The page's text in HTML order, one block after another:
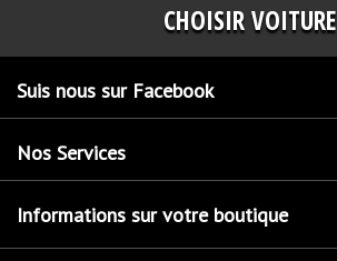
CHOISIR VOITURE
Suis nous sur Facebook
Nos Services
Informations sur votre boutique